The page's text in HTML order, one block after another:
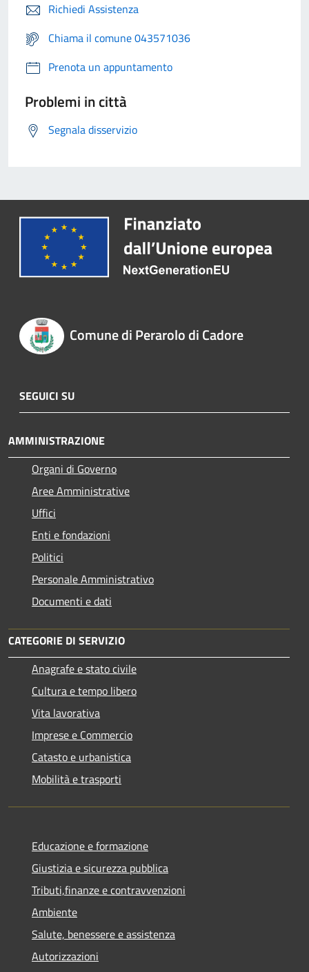
Richiedi Assistenza
Chiama il comune 043571036
Prenota un appuntamento
Problemi in città
Segnala disservizio
Comune di Perarolo di Cadore
SEGUICI SU
AMMINISTRAZIONE
Organi di Governo
Aree Amministrative
Uffici
Enti e fondazioni
Politici
Personale Amministrativo
Documenti e dati
CATEGORIE DI SERVIZIO
Anagrafe e stato civile
Cultura e tempo libero
Vita lavorativa
Imprese e Commercio
Catasto e urbanistica
Mobilità e trasporti
Educazione e formazione
Giustizia e sicurezza pubblica
Tributi,finanze e contravvenzioni
Ambiente
Salute, benessere e assistenza
Autorizzazioni